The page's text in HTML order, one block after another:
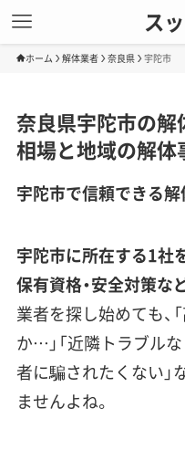
ス
ホーム 解体業者 奈良県 宇陀市
奈良県宇陀市の
相場と地域の解体
宇陀市で信頼できる解
宇陀市に所在する1社
保有資格・安全対策な
業者を探し始めても、
か…」「近隣トラブル
者に騙されたくない」
ませんよね。